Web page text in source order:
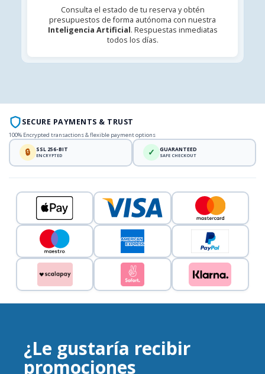
Consulta el estado de tu reserva y obtén
presupuestos de forma autónoma con nuestra
Inteligencia Artificial. Respuestas inmediatas
todos los días.
SECURE PAYMENTS & TRUST
100% Encrypted transactions & flexible payment options
🔒 SSL 256-BIT
ENCRYPTED ✓ GUARANTEED
SAFE CHECKOUT
¿Le gustaría recibir
promociones